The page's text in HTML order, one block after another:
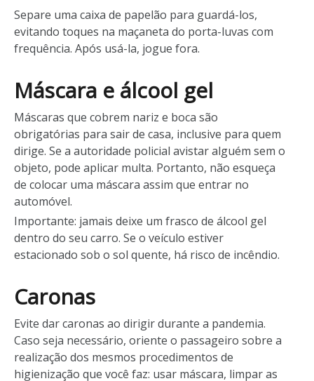
Separe uma caixa de papelão para guardá-los,
evitando toques na maçaneta do porta-luvas com
frequência. Após usá-la, jogue fora.
Máscara e álcool gel
Máscaras que cobrem nariz e boca são
obrigatórias para sair de casa, inclusive para quem
dirige. Se a autoridade policial avistar alguém sem o
objeto, pode aplicar multa. Portanto, não esqueça
de colocar uma máscara assim que entrar no
automóvel.
Importante: jamais deixe um frasco de álcool gel
dentro do seu carro. Se o veículo estiver
estacionado sob o sol quente, há risco de incêndio.
Caronas
Evite dar caronas ao dirigir durante a pandemia.
Caso seja necessário, oriente o passageiro sobre a
realização dos mesmos procedimentos de
higienização que você faz: usar máscara, limpar as